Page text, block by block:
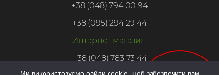
+38 (048) 794 00 94
+38 (095) 294 29 44
Интернет магазин:
+38 (048) 783 73 44
Ми використовуємо файли cookie, щоб забезпечити вам